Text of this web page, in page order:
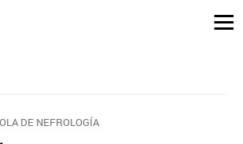
DE NEFROLOGÍA